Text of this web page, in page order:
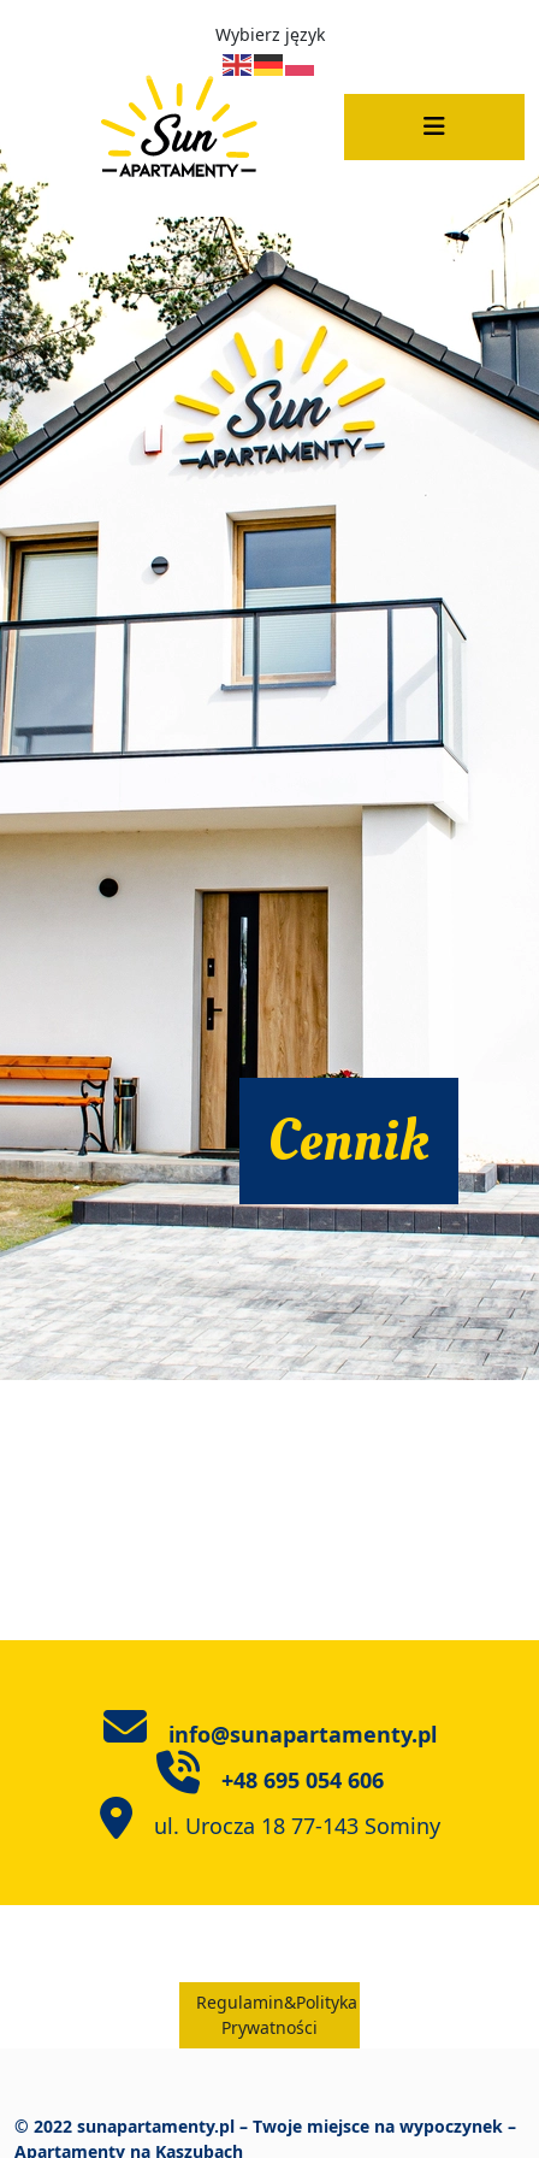
Wybierz język
Cennik
info@sunapartamenty.pl
+48 695 054 606
ul. Urocza 18 77-143 Sominy
Regulamin&Polityka
Prywatności
© 2022 sunapartamenty.pl – Twoje miejsce na wypoczynek –
Apartamenty na Kaszubach